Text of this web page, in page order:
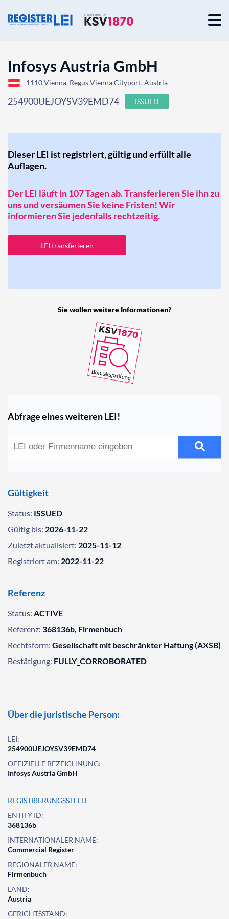
Infosys Austria GmbH
1110 Vienna, Regus Vienna Cityport, Austria
254900UEJOYSV39EMD74 ISSUED
Dieser LEI ist registriert, gültig und erfüllt alle
Auflagen.
Der LEI läuft in 107 Tagen ab. Transferieren Sie ihn zu
uns und versäumen Sie keine Fristen! Wir
informieren Sie jedenfalls rechtzeitig.
LEI transferieren
Sie wollen weitere Informationen?
Abfrage eines weiteren LEI!
Gültigkeit
Status: ISSUED
Gültig bis: 2026-11-22
Zuletzt aktualisiert: 2025-11-12
Registriert am: 2022-11-22
Referenz
Status: ACTIVE
Referenz: 368136b, Firmenbuch
Rechtsform: Gesellschaft mit beschränkter Haftung (AXSB)
Bestätigung: FULLY_CORROBORATED
Über die juristische Person:
LEI:
254900UEJOYSV39EMD74
OFFIZIELLE BEZEICHNUNG:
Infosys Austria GmbH
REGISTRIERUNGSSTELLE
ENTITY ID:
368136b
INTERNATIONALER NAME:
Commercial Register
REGIONALER NAME:
Firmenbuch
LAND:
Austria
GERICHTSSTAND: